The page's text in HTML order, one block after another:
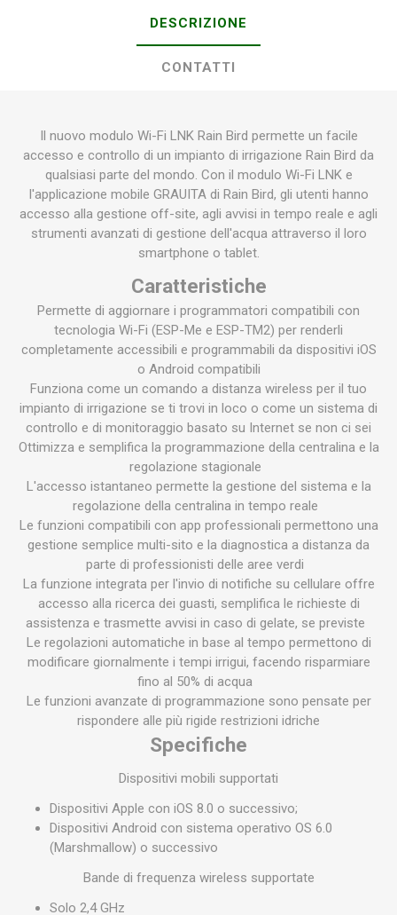
DESCRIZIONE
CONTATTI
Il nuovo modulo Wi-Fi LNK Rain Bird permette un facile
accesso e controllo di un impianto di irrigazione Rain Bird da
qualsiasi parte del mondo. Con il modulo Wi-Fi LNK e
l'applicazione mobile GRAUITA di Rain Bird, gli utenti hanno
accesso alla gestione off-site, agli avvisi in tempo reale e agli
strumenti avanzati di gestione dell'acqua attraverso il loro
smartphone o tablet.
Caratteristiche
Permette di aggiornare i programmatori compatibili con
tecnologia Wi-Fi (ESP-Me e ESP-TM2) per renderli
completamente accessibili e programmabili da dispositivi iOS
o Android compatibili
Funziona come un comando a distanza wireless per il tuo
impianto di irrigazione se ti trovi in loco o come un sistema di
controllo e di monitoraggio basato su Internet se non ci sei
Ottimizza e semplifica la programmazione della centralina e la
regolazione stagionale
L'accesso istantaneo permette la gestione del sistema e la
regolazione della centralina in tempo reale
Le funzioni compatibili con app professionali permettono una
gestione semplice multi-sito e la diagnostica a distanza da
parte di professionisti delle aree verdi
La funzione integrata per l'invio di notifiche su cellulare offre
accesso alla ricerca dei guasti, semplifica le richieste di
assistenza e trasmette avvisi in caso di gelate, se previste
Le regolazioni automatiche in base al tempo permettono di
modificare giornalmente i tempi irrigui, facendo risparmiare
fino al 50% di acqua
Le funzioni avanzate di programmazione sono pensate per
rispondere alle più rigide restrizioni idriche
Specifiche
Dispositivi mobili supportati
Dispositivi Apple con iOS 8.0 o successivo;
Dispositivi Android con sistema operativo OS 6.0
(Marshmallow) o successivo
Bande di frequenza wireless supportate
Solo 2,4 GHz